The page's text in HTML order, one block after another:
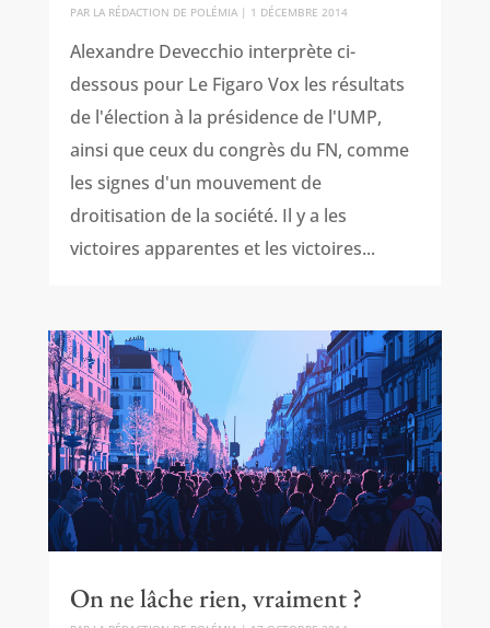
PAR LA RÉDACTION DE POLÉMIA| 1 DÉCEMBRE 2014
Alexandre Devecchio interprète ci-
dessous pour Le Figaro Vox les résultats
de l'élection à la présidence de l'UMP,
ainsi que ceux du congrès du FN, comme
les signes d'un mouvement de
droitisation de la société. Il y a les
victoires apparentes et les victoires...
On ne lâche rien, vraiment ?